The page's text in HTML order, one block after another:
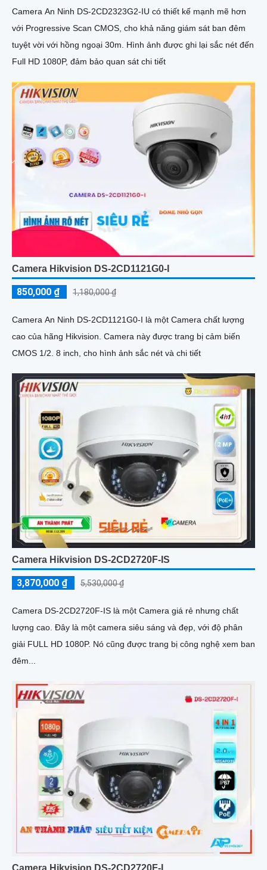
Camera An Ninh DS-2CD2323G2-IU có thiết kế mạnh mẽ hơn
với Progressive Scan CMOS, cho khả năng giám sát ban đêm
tuyệt vời với hồng ngoại 30m. Hình ảnh được ghi lại sắc nét đến
Full HD 1080P, đảm bảo quan sát chi tiết
Camera Hikvision DS-2CD1121G0-I
850,000 ₫ 1,180,000 ₫
Camera An Ninh DS-2CD1121G0-I là một Camera chất lượng
cao của hãng Hikvision. Camera này được trang bị cảm biến
CMOS 1/2. 8 inch, cho hình ảnh sắc nét và chi tiết
Camera Hikvision DS-2CD2720F-IS
3,870,000 ₫ 5,530,000 ₫
Camera DS-2CD2720F-IS là một Camera giá rẻ nhưng chất
lượng cao. Đây là một camera siêu sáng và đẹp, với độ phân
giải FULL HD 1080P. Nó cũng được trang bị công nghệ xem ban
đêm...